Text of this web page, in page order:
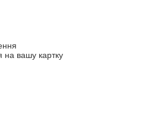
на вашу картку